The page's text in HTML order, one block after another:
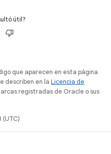
útil?
que aparecen en esta página
describen en la Licencia de
registradas de Oracle o sus